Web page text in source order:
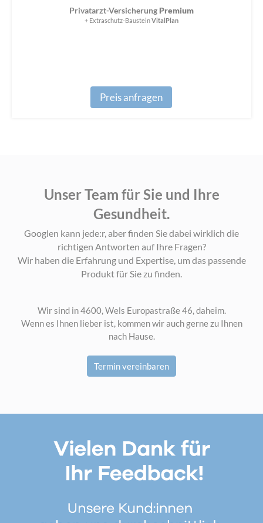
Privatarzt-Versicherung Premium
+ Extraschutz-BausteinVitalPlan
Preis anfragen
Unser Team für Sie und Ihre
Gesundheit.
Googlen kann jede:r, aber finden Sie dabei wirklich die
richtigen Antworten auf Ihre Fragen?
Wir haben die Erfahrung und Expertise, um das passende
Produkt für Sie zu finden.
Wir sind in 4600, Wels Europastraße 46, daheim.
Wenn es Ihnen lieber ist, kommen wir auch gerne zu Ihnen
nach Hause.
Termin vereinbaren